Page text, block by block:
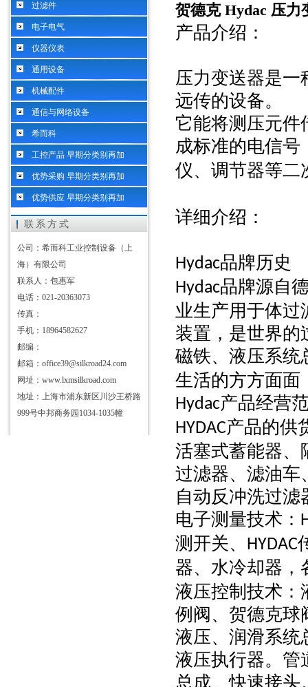
过滤件
电子电气
仪器仪表
通用设备
机械配件
通信与网络设备
希而科
工控产品 早期分类别再加
优势采购 早期分类别再加
优势供应 早期分类别再加
联系方式
公司：希而科工业控制设备（上
海）有限公司
联系人：包惠军
电话：021-20363073
传真：
手机：18964582627
邮编：
邮箱：office39@silkroad24.com
网址： www.lxmsilkroad.com
地址：上海市浦东新区川沙王桥路
999号中邦商务园1034-1035幢
贺德克 Hydac 压力
产品介绍：
压力变送器是一
远传的设备。
它能将测压元件
成标准的电信号
仪、调节器等二
详细介绍：
Hydac品牌历史
Hydac品牌源自
业生产用于体过
装置，是世界的
磁铁、液压系统
生活的方方面面
Hydac产品经营
HYDAC产品的供
活塞式蓄能器、
过滤器、滤油车
自动反冲洗过滤
电子测量技术：
测开关、 HYDAC
器、水冷却器，
液压控制技术：
例阀、贺德克球
液压、润滑系统
液压执行器。管
总成、快速接头